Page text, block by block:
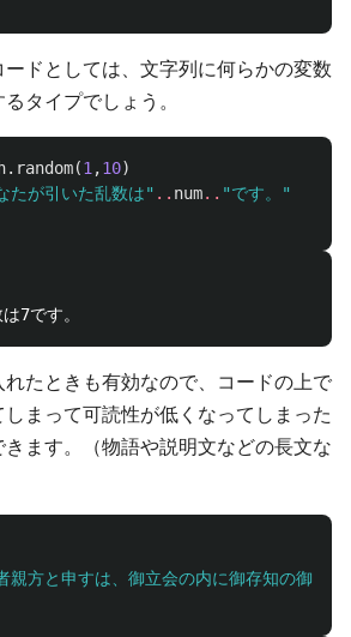
ドとしては、文字列に何らかの変数
タイプでしょう。
(1 ,10)
たが引いた乱数は" .. num.. "です。"
たときも有効なので、コードの上で
まって可読性が低くなってしまった
ます。（物語や説明文などの長文な
親方と申すは、御立会の内に御存知の御方